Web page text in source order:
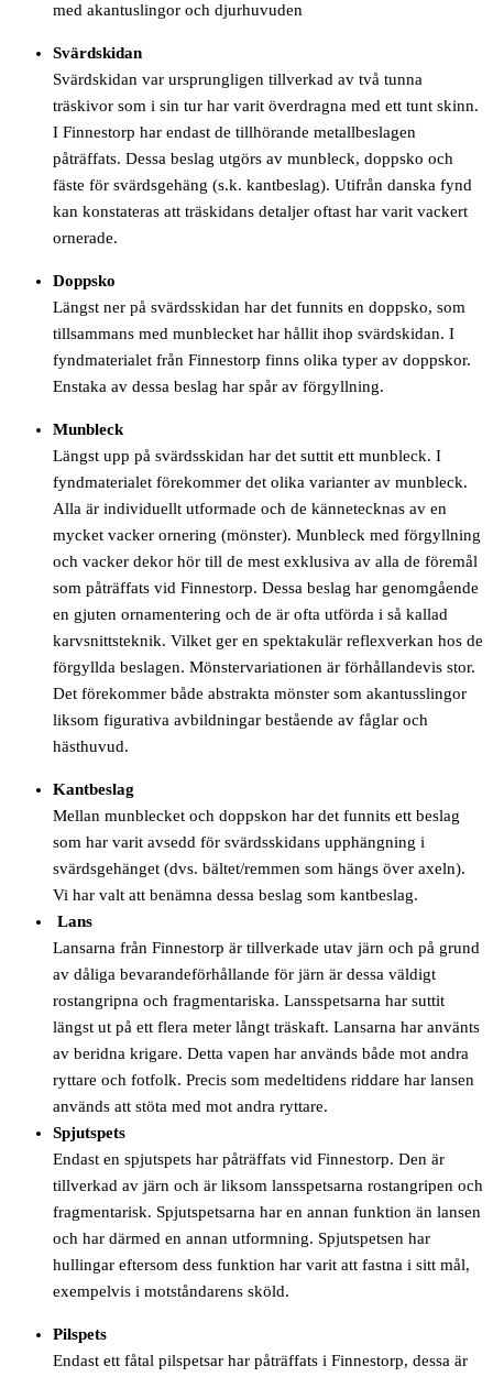
med akantuslingor och djurhuvuden
Svärdskidan
Svärdskidan var ursprungligen tillverkad av två tunna
träskivor som i sin tur har varit överdragna med ett tunt skinn.
I Finnestorp har endast de tillhörande metallbeslagen
påträffats. Dessa beslag utgörs av munbleck, doppsko och
fäste för svärdsgehäng (s.k. kantbeslag). Utifrån danska fynd
kan konstateras att träskidans detaljer oftast har varit vackert
ornerade.
Doppsko
Längst ner på svärdsskidan har det funnits en doppsko, som
tillsammans med munblecket har hållit ihop svärdskidan. I
fyndmaterialet från Finnestorp finns olika typer av doppskor.
Enstaka av dessa beslag har spår av förgyllning.
Munbleck
Längst upp på svärdsskidan har det suttit ett munbleck. I
fyndmaterialet förekommer det olika varianter av munbleck.
Alla är individuellt utformade och de kännetecknas av en
mycket vacker ornering (mönster). Munbleck med förgyllning
och vacker dekor hör till de mest exklusiva av alla de föremål
som påträffats vid Finnestorp. Dessa beslag har genomgående
en gjuten ornamentering och de är ofta utförda i så kallad
karvsnittsteknik. Vilket ger en spektakulär reflexverkan hos de
förgyllda beslagen. Mönstervariationen är förhållandevis stor.
Det förekommer både abstrakta mönster som akantusslingor
liksom figurativa avbildningar bestående av fåglar och
hästhuvud.
Kantbeslag
Mellan munblecket och doppskon har det funnits ett beslag
som har varit avsedd för svärdsskidans upphängning i
svärdsgehänget (dvs. bältet/remmen som hängs över axeln).
Vi har valt att benämna dessa beslag som kantbeslag.
Lans
Lansarna från Finnestorp är tillverkade utav järn och på grund
av dåliga bevarandeförhållande för järn är dessa väldigt
rostangripna och fragmentariska. Lansspetsarna har suttit
längst ut på ett flera meter långt träskaft. Lansarna har använts
av beridna krigare. Detta vapen har används både mot andra
ryttare och fotfolk. Precis som medeltidens riddare har lansen
används att stöta med mot andra ryttare.
Spjutspets
Endast en spjutspets har påträffats vid Finnestorp. Den är
tillverkad av järn och är liksom lansspetsarna rostangripen och
fragmentarisk. Spjutspetsarna har en annan funktion än lansen
och har därmed en annan utformning. Spjutspetsen har
hullingar eftersom dess funktion har varit att fastna i sitt mål,
exempelvis i motståndarens sköld.
Pilspets
Endast ett fåtal pilspetsar har påträffats i Finnestorp, dessa är